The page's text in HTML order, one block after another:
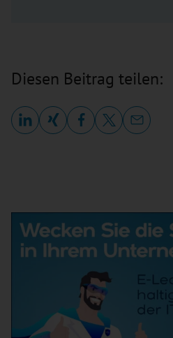
Diesen Beitrag teilen: